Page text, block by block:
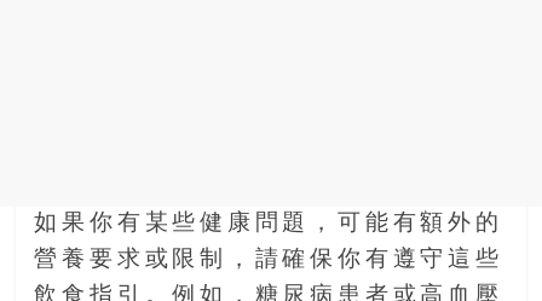
如果你有某些健康問題，可能有額外的
營養要求或限制，請確保你有遵守這些